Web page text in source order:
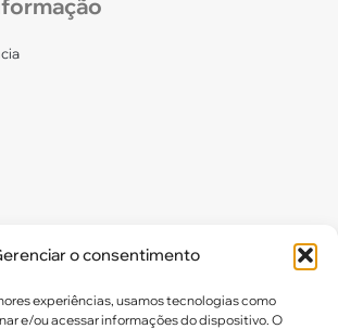
o consentimento
experiências, usamos tecnologias como
e/ou acessar informações do dispositivo. O